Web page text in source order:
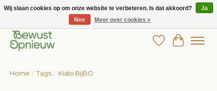
Wij bieden het grootste aanbod in betaalbare kinderkleding!
Verlanglijst
Home / Tags / Kiabi BijBO
Wij slaan cookies op om onze website te verbeteren. Is dat akkoord?
Ja
Nee
Meer over cookies »